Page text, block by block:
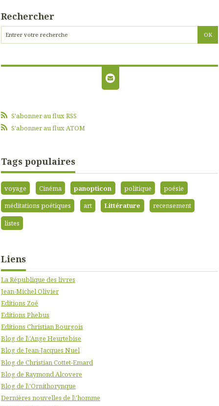
Rechercher
S'abonner au flux RSS
S'abonner au flux ATOM
Tags populaires
voyage Cinéma panopticon politique
poésie
méditations poétiques
art Littérature
recensement
listes
Liens
La République des livres
Jean-Michel Olivier
Editions Zoé
Editions Phebus
Editions Christian Bourgois
Blog de l\'Ange Heurtebise
Blog de Jean-Jacques Nuel
Blog de Christian Cottet-Emard
Blog de Raymond Alcovere
Blog de l\'Ornithorynque
Dernières nouvelles de l\'homme